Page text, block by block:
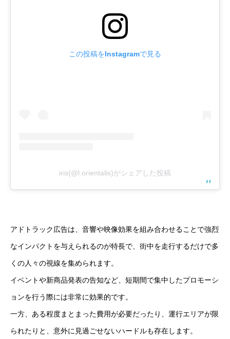
この投稿をInstagramで見る
iris(@l.orientalis)がシェアした投稿
アドトラック広告は、音響や映像効果を組み合わせることで強烈
なインパクトを与えられるのが特長で、街中を走行するだけで多
くの人々の視線を集められます。
イベントや新商品発表の告知など、短期間で集中したプロモーシ
ョンを行う際には非常に効果的です。
一方、ある程度まとまった費用が必要だったり、運行エリアが限
られたりと、意外に見過ごせないハードルも存在します。